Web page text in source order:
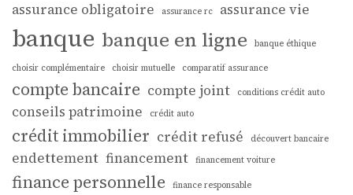
assurance obligatoire assurance rc assurance vie
banque banque en ligne banque éthique
choisir complémentaire choisir mutuelle comparatif assurance
compte bancaire compte joint conditions crédit auto
conseils patrimoine crédit auto
crédit immobilier crédit refusé découvert bancaire
endettement financement financement voiture
finance personnelle finance responsable